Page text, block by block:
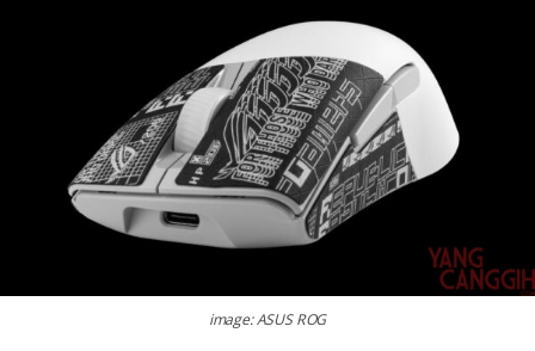
image: ASUS ROG